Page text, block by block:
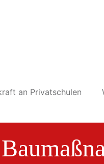
an Privatschulen